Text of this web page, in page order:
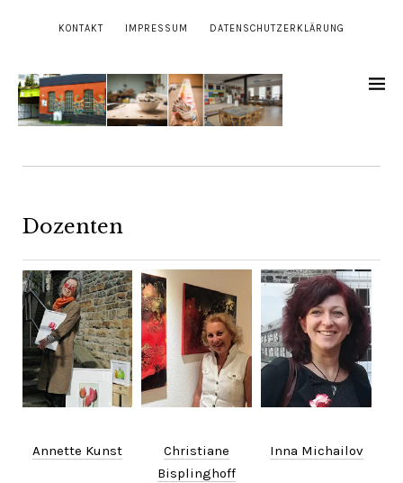
KONTAKT IMPRESSUM DATENSCHUTZERKLÄRUNG
Dozenten
Annette Kunst
Christiane
Bisplinghoff
Inna Michailov